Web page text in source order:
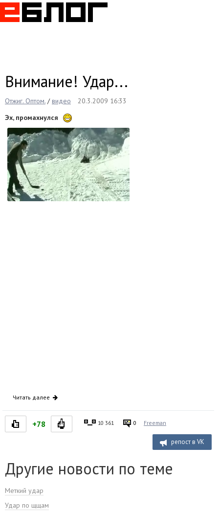
Внимание! Удар...
Отжиг. Оптом. /видео
20.3.2009 16:33
Эх, промахнулся
Читать далее
+78 10 361 0 Freeman
репост в VK
Другие новости по теме
Меткий удар
Удар по щщам